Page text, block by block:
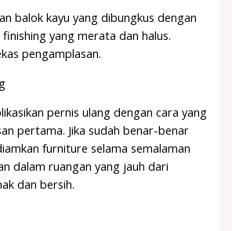
balok kayu yang dibungkus dengan
yang merata dan halus.
pengamplasan.
pernis ulang dengan cara yang
pertama. Jika sudah benar-benar
furniture selama semalaman
dalam ruangan yang jauh dari
dan bersih.